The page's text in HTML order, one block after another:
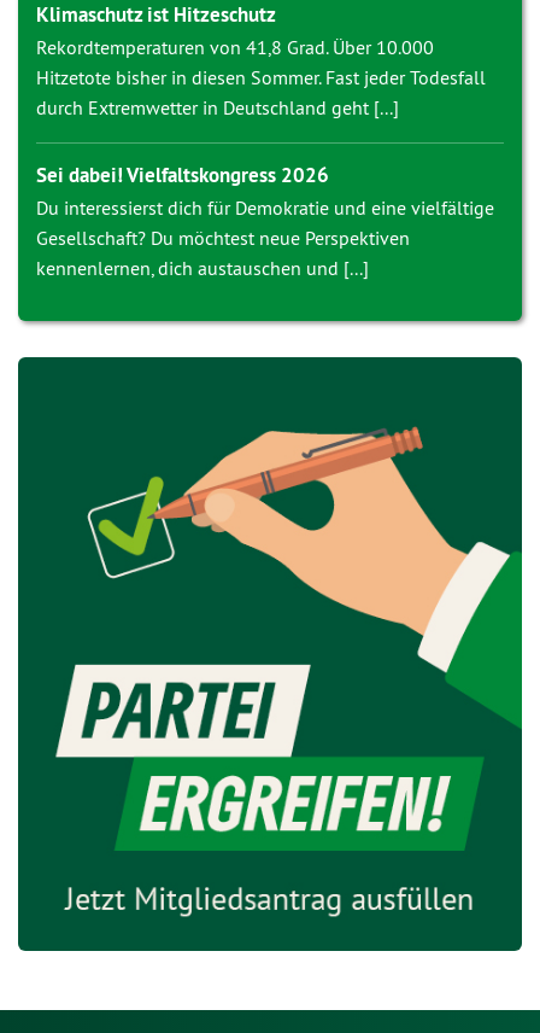
Klimaschutz ist Hitzeschutz
Rekordtemperaturen von 41,8 Grad. Über 10.000
Hitzetote bisher in diesen Sommer. Fast jeder Todesfall
durch Extremwetter in Deutschland geht [...]
Sei dabei! Vielfaltskongress 2026
Du interessierst dich für Demokratie und eine vielfältige
Gesellschaft? Du möchtest neue Perspektiven
kennenlernen, dich austauschen und [...]